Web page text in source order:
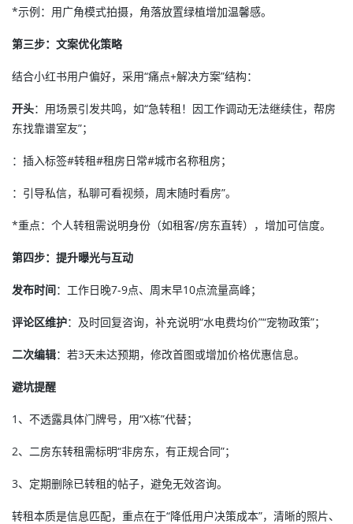
*示例：用广角模式拍摄，角落放置绿植增加温馨感。
第三步：文案优化策略
结合小红书用户偏好，采用“痛点+解决方案”结构：
开头：用场景引发共鸣，如“急转租！因工作调动无法继续住，帮房
东找靠谱室友”；
：插入标签#转租#租房日常#城市名称租房；
：引导私信，私聊可看视频，周末随时看房”。
*重点：个人转租需说明身份（如租客/房东直转），增加可信度。
第四步：提升曝光与互动
发布时间：工作日晚7-9点、周末早10点流量高峰；
评论区维护：及时回复咨询，补充说明“水电费均价”“宠物政策”；
二次编辑：若3天未达预期，修改首图或增加价格优惠信息。
避坑提醒
1、不透露具体门牌号，用“X栋”代替；
2、二房东转租需标明“非房东，有正规合同”；
3、定期删除已转租的帖子，避免无效咨询。
转租本质是信息匹配，重点在于“降低用户决策成本”，清晰的照片、